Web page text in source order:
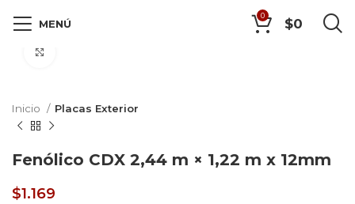
MENÚ
0 $0
Inicio Placas Exterior
Fenólico CDX 2,44 m × 1,22 m x 12mm
$1.169